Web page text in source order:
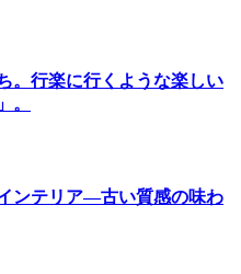
。行楽に行くような楽しい
。
ンテリア―古い質感の味わ